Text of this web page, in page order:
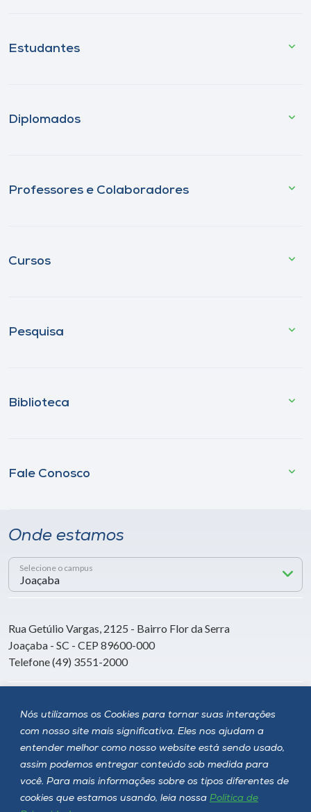
Nós utilizamos os Cookies para tornar suas interações
com nosso site mais significativa. Eles nos ajudam a
entender melhor como nosso website está sendo usado,
assim podemos entregar conteúdo sob medida para
você. Para mais informações sobre os tipos diferentes de
cookies que estamos usando, leia nossa Política de
Estudantes
Diplomados
Professores e Colaboradores
Cursos
Pesquisa
Biblioteca
Fale Conosco
Onde estamos
Selecione o campus
Rua Getúlio Vargas, 2125 - Bairro Flor da Serra
Joaçaba - SC - CEP 89600-000
Telefone (49) 3551-2000
Siga a Unoesc